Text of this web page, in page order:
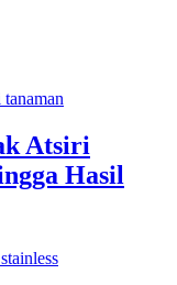
Atsiri
Hasil